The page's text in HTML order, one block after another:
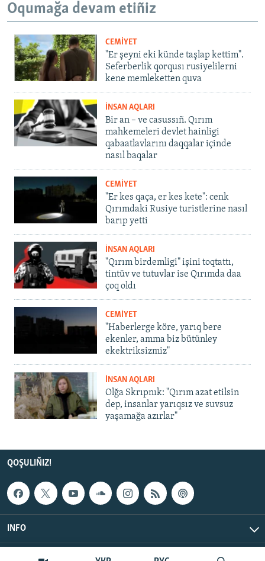
Oqumağa devam etiñiz
CEMİYET
"Er şeyni eki künde taşlap kettim".
Seferberlik qorqusı rusiyelilerni
kene memleketten quva
İNSAN AQLARI
Bir an – ve casussıñ. Qırım
mahkemeleri devlet hainligi
qabaatlavlarını daqqalar içinde
nasıl baqalar
CEMİYET
"Er kes qaça, er kes kete": cenk
Qırımdaki Rusiye turistlerine nasıl
barıp yetti
İNSAN AQLARI
"Qırım birdemligi" işini toqtattı,
tintüv ve tutuvlar ise Qırımda daa
çoq oldı
CEMİYET
"Haberlerge köre, yarıq bere
ekenler, amma biz bütünley
ekektriksizmiz"
İNSAN AQLARI
Olğa Skrıpnık: "Qırım azat etilsin
dep, insanlar yarıqsız ve suvsuz
yaşamağa azırlar"
QOŞULIÑIZ!
INFO